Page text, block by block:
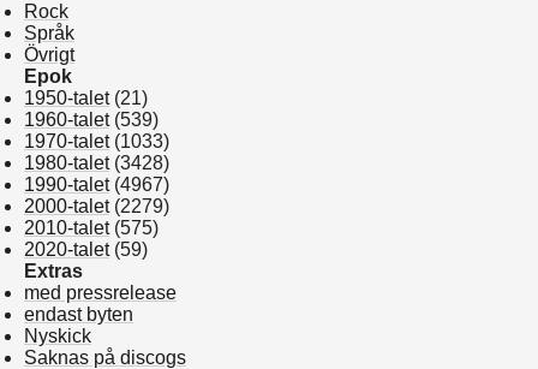
Rock
Språk
Övrigt
Epok
1950-talet(21)
1960-talet(539)
1970-talet(1033)
1980-talet(3428)
1990-talet(4967)
2000-talet(2279)
2010-talet(575)
2020-talet(59)
Extras
med pressrelease
endast byten
Nyskick
Saknas på discogs